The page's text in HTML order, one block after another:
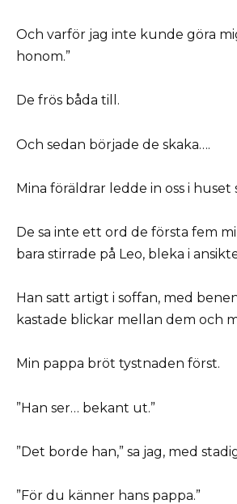
Och varför jag inte kunde göra
honom.”
De frös båda till.
Och sedan började de skaka….
Mina föräldrar ledde in oss i huset
De sa inte ett ord de första fem
bara stirrade på Leo, bleka i
Han satt artigt i soffan, med
kastade blickar mellan dem och
Min pappa bröt tystnaden först.
”Han ser… bekant ut.”
”Det borde han,” sa jag, med
”För du känner hans pappa.”